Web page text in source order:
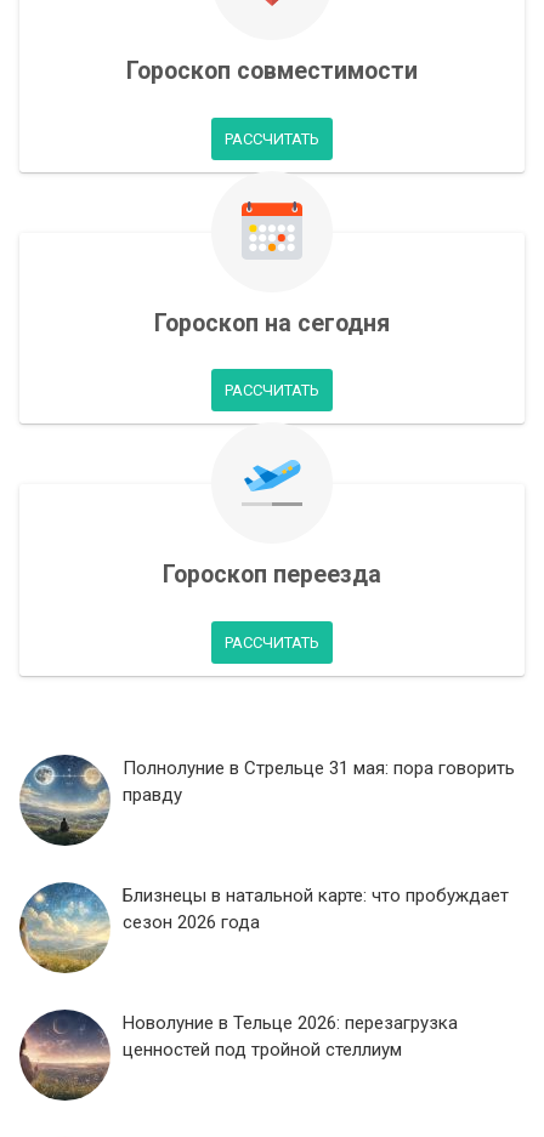
Гороскоп совместимости
РАССЧИТАТЬ
Гороскоп на сегодня
РАССЧИТАТЬ
Гороскоп переезда
РАССЧИТАТЬ
Полнолуние в Стрельце 31 мая: пора говорить
правду
Близнецы в натальной карте: что пробуждает
сезон 2026 года
Новолуние в Тельце 2026: перезагрузка
ценностей под тройной стеллиум